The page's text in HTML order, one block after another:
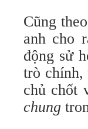
Cũng
anh cho
động sử
trò
chủ chốt
chung